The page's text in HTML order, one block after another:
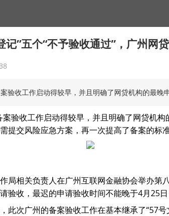
记”五个“不予验收通过”，广州网
验收工作启动得较早，并且明确了网贷机构的最
验收工作启动得较早，并且明确了网贷机
提交风险应急方案，再一次提高了备案的标准
局相关负责人在广州互联网金融协会举办
验收，最迟的申请验收时间不能晚于4月25
此次广州的备案验收工作在基本继承了“57